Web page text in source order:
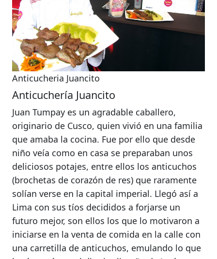
Anticucheria Juancito
Anticuchería Juancito
Juan Tumpay es un agradable caballero,
originario de Cusco, quien vivió en una familia
que amaba la cocina. Fue por ello que desde
niño veía como en casa se preparaban unos
deliciosos potajes, entre ellos los anticuchos
(brochetas de corazón de res) que raramente
solían verse en la capital imperial. Llegó así a
Lima con sus tíos decididos a forjarse un
futuro mejor, son ellos los que lo motivaron a
iniciarse en la venta de comida en la calle con
una carretilla de anticuchos, emulando lo que